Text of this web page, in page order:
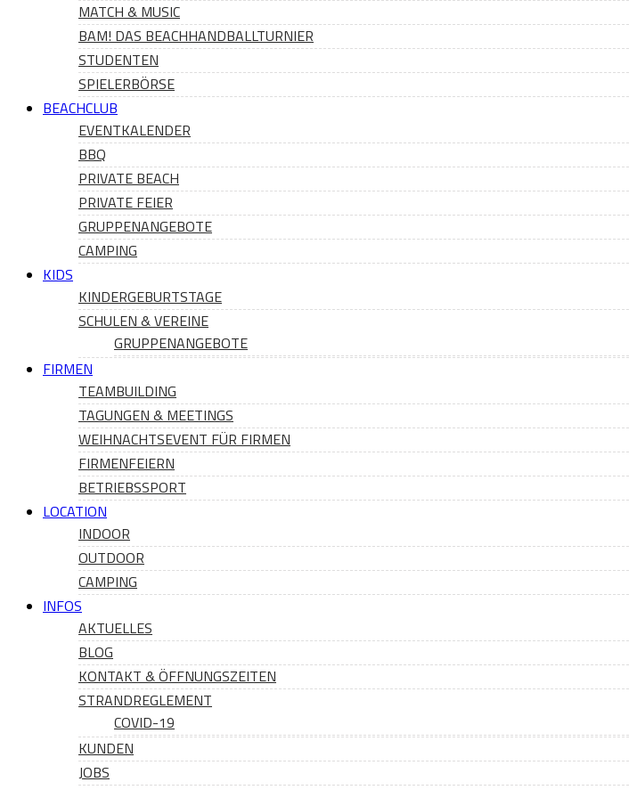
MATCH & MUSIC
BAM! DAS BEACHHANDBALLTURNIER
STUDENTEN
SPIELERBÖRSE
BEACHCLUB
EVENTKALENDER
BBQ
PRIVATE BEACH
PRIVATE FEIER
GRUPPENANGEBOTE
CAMPING
KIDS
KINDERGEBURTSTAGE
SCHULEN & VEREINE
GRUPPENANGEBOTE
FIRMEN
TEAMBUILDING
TAGUNGEN & MEETINGS
WEIHNACHTSEVENT FÜR FIRMEN
FIRMENFEIERN
BETRIEBSSPORT
LOCATION
INDOOR
OUTDOOR
CAMPING
INFOS
AKTUELLES
BLOG
KONTAKT & ÖFFNUNGSZEITEN
STRANDREGLEMENT
COVID-19
KUNDEN
JOBS